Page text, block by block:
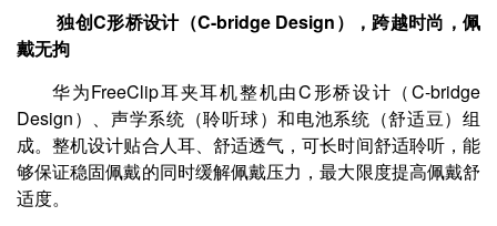
独创C形桥设计（C-bridge Design），跨越时尚，佩
戴无拘
华为FreeClip耳夹耳机整机由C形桥设计（C-bridge
Design）、声学系统（聆听球）和电池系统（舒适豆）组
成。整机设计贴合人耳、舒适透气，可长时间舒适聆听，能
够保证稳固佩戴的同时缓解佩戴压力，最大限度提高佩戴舒
适度。